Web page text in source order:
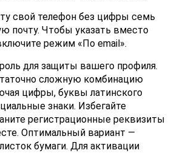
свой телефон без цифры семь
почту. Чтобы указать вместо
режим «По email».
для защиты вашего профиля.
сложную комбинацию
цифры, буквы латинского
знаки. Избегайте
регистрационные реквизиты
Оптимальный вариант —
бумаги. Для активации